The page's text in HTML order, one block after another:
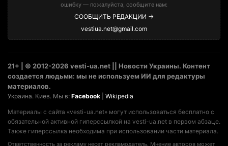
ошибку — пожалуйста, сообщите нам:
СООБЩИТЬ РЕДАКЦИИ →
vestiua.net@gmail.com
21+ | © 2012-2026 vesti-ua.net || Новости Украины. Контент
создается людьми: мы не используем ИИ для редактуры
материалов.
Украина. Киев. Мы в: Facebook Wikipedia
Материалы с сайта «vesti-ua.net» могут использоваться бесплатно с
обязательной активной гиперссылкой на vesti-ua.net в первом абзаце.
Также гиперссылка необходима при использовании части материала.
Ответственность за рекламу несет рекламодатель. Мнение авторов может